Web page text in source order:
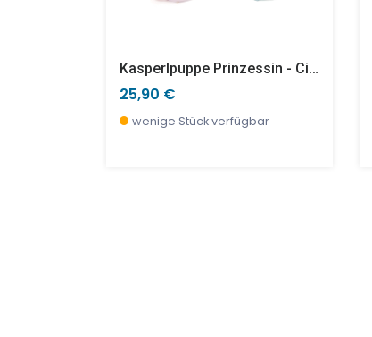
Kasperlpuppe Prinzessin - Cinderella, Doppelgesicht
25,90 €
wenige Stück verfügbar